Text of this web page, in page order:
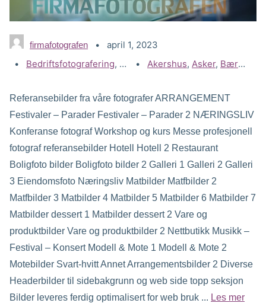
firmafotografen
april 1, 2023
Kategorier:
Bedriftsfotografering, Gallerier,Produktfoto
Stikkord:
Akershus, Asker, Bærum
Referansebilder fra våre fotografer ARRANGEMENT
Festivaler – Parader Festivaler – Parader 2 NÆRINGSLIV
Konferanse fotograf Workshop og kurs Messe profesjonell
fotograf referansebilder Hotell Hotell 2 Restaurant
Boligfoto bilder Boligfoto bilder 2 Galleri 1 Galleri 2 Galleri
3 Eiendomsfoto Næringsliv Matbilder Matfbilder 2
Matfbilder 3 Matbilder 4 Matbilder 5 Matbilder 6 Matbilder 7
Matbilder dessert 1 Matbilder dessert 2 Vare og
produktbilder Vare og produktbilder 2 Nettbutikk Musikk –
Festival – Konsert Modell & Mote 1 Modell & Mote 2
Motebilder Svart-hvitt Annet Arrangementsbilder 2 Diverse
Headerbilder til sidebakgrunn og web side topp seksjon
Bilder leveres ferdig optimalisert for web bruk ... Les mer